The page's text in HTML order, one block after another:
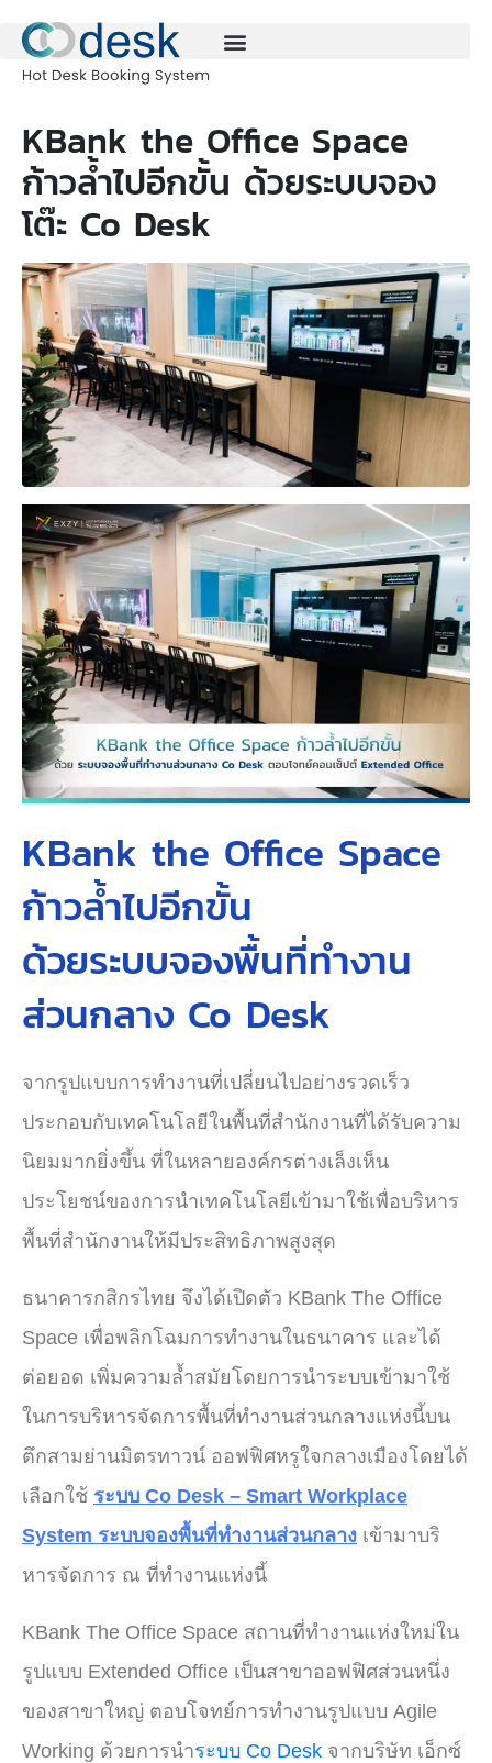
KBank the Office Space
ก้าวล้ำไปอีกขั้น ด้วยระบบจอง
โต๊ะ Co Desk
KBank the Office Space
ก้าวล้ำไปอีกขั้น
ด้วยระบบจองพื้นที่ทำงาน
ส่วนกลาง Co Desk
จากรูปแบบการทำงานที่เปลี่ยนไปอย่างรวดเร็ว
ประกอบกับเทคโนโลยีในพื้นที่สำนักงานที่ได้รับความ
นิยมมากยิ่งขึ้น ที่ในหลายองค์กรต่างเล็งเห็น
ประโยชน์ของการนำเทคโนโลยีเข้ามาใช้เพื่อบริหาร
พื้นที่สำนักงานให้มีประสิทธิภาพสูงสุด
ธนาคารกสิกรไทย จึงได้เปิดตัว KBank The Office
Space เพื่อพลิกโฉมการทำงานในธนาคาร และได้
ต่อยอด เพิ่มความล้ำสมัยโดยการนำระบบเข้ามาใช้
ในการบริหารจัดการพื้นที่ทำงานส่วนกลางแห่งนี้บน
ตึกสามย่านมิตรทาวน์ ออฟฟิศหรูใจกลางเมืองโดยได้
เลือกใช้ ระบบ Co Desk – Smart Workplace
System ระบบจองพื้นที่ทำงานส่วนกลาง เข้ามาบริ
หารจัดการ ณ ที่ทำงานแห่งนี้
KBank The Office Space สถานที่ทำงานแห่งใหม่ใน
รูปแบบ Extended Office เป็นสาขาออฟฟิศส่วนหนึ่ง
ของสาขาใหญ่ ตอบโจทย์การทำงานรูปแบบ Agile
Working ด้วยการนำระบบ Co Desk จากบริษัท เอ็กซ์